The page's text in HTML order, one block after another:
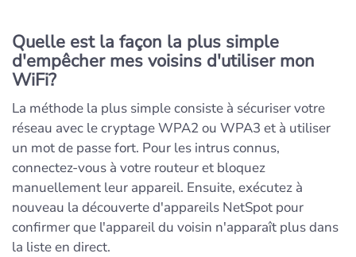
Quelle est la façon la plus simple
d'empêcher mes voisins d'utiliser mon
WiFi?
La méthode la plus simple consiste à sécuriser votre
réseau avec le cryptage WPA2 ou WPA3 et à utiliser
un mot de passe fort. Pour les intrus connus,
connectez-vous à votre routeur et bloquez
manuellement leur appareil. Ensuite, exécutez à
nouveau la découverte d'appareils NetSpot pour
confirmer que l'appareil du voisin n'apparaît plus dans
la liste en direct.